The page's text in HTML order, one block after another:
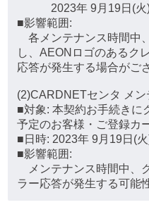
2023年 9月19日(火)
■影響範囲:
各メンテナンス時間中
し、AEONロゴのあるク
応答が発生する場合がご
(2)CARDNETセンタ メン
■対象: 本契約お手続きに
予定のお客様・ご登録カ
■日時: 2023年 9月19日(
■影響範囲:
メンテナンス時間中、
ラー応答が発生する可能